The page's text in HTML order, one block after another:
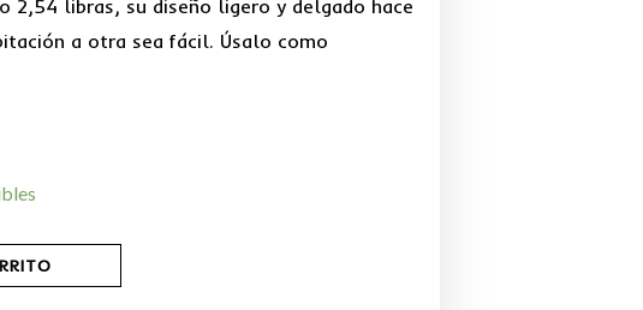
2,54 libras, su diseño ligero y delgado hace
a otra sea fácil. Úsalo como